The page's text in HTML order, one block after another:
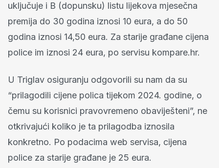
uključuje i B (dopunsku) listu lijekova mjesečna
premija do 30 godina iznosi 10 eura, a do 50
godina iznosi 14,50 eura. Za starije građane cijena
police im iznosi 24 eura, po servisu kompare.hr.
U Triglav osiguranju odgovorili su nam da su
“prilagodili cijene polica tijekom 2024. godine, o
čemu su korisnici pravovremeno obaviješteni”, ne
otkrivajući koliko je ta prilagodba iznosila
konkretno. Po podacima web servisa, cijena
police za starije građane je 25 eura.